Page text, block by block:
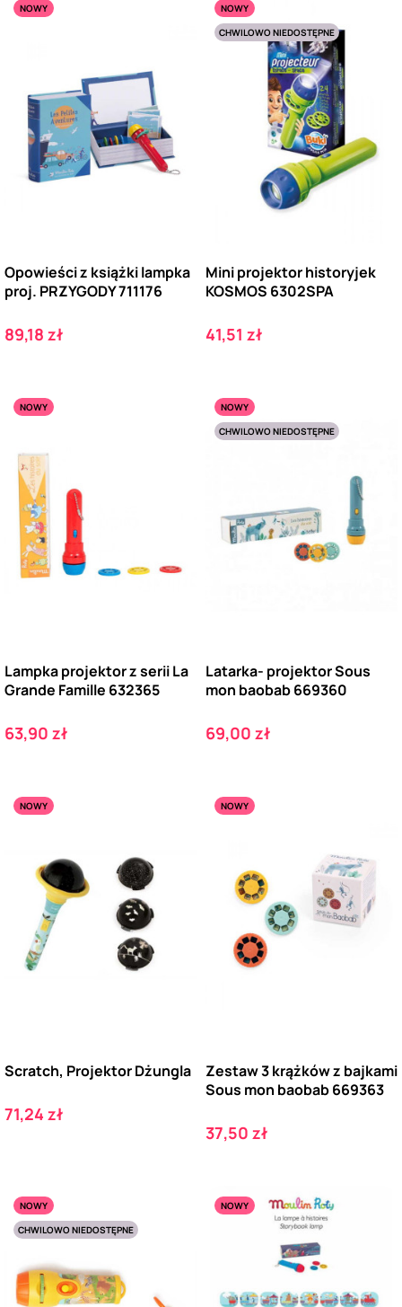
NOWY
Opowieści z książki lampka
proj. PRZYGODY 711176
Cena
89,18 zł
NOWY
CHWILOWO NIEDOSTĘPNE
Mini projektor historyjek
KOSMOS 6302SPA
Cena
41,51 zł
NOWY
Lampka projektor z serii La
Grande Famille 632365
Cena
63,90 zł
NOWY
CHWILOWO NIEDOSTĘPNE
Latarka- projektor Sous
mon baobab 669360
Cena
69,00 zł
NOWY
Scratch, Projektor Dżungla
Cena
71,24 zł
NOWY
Zestaw 3 krążków z bajkami
Sous mon baobab 669363
Cena
37,50 zł
NOWY
CHWILOWO NIEDOSTĘPNE
NOWY